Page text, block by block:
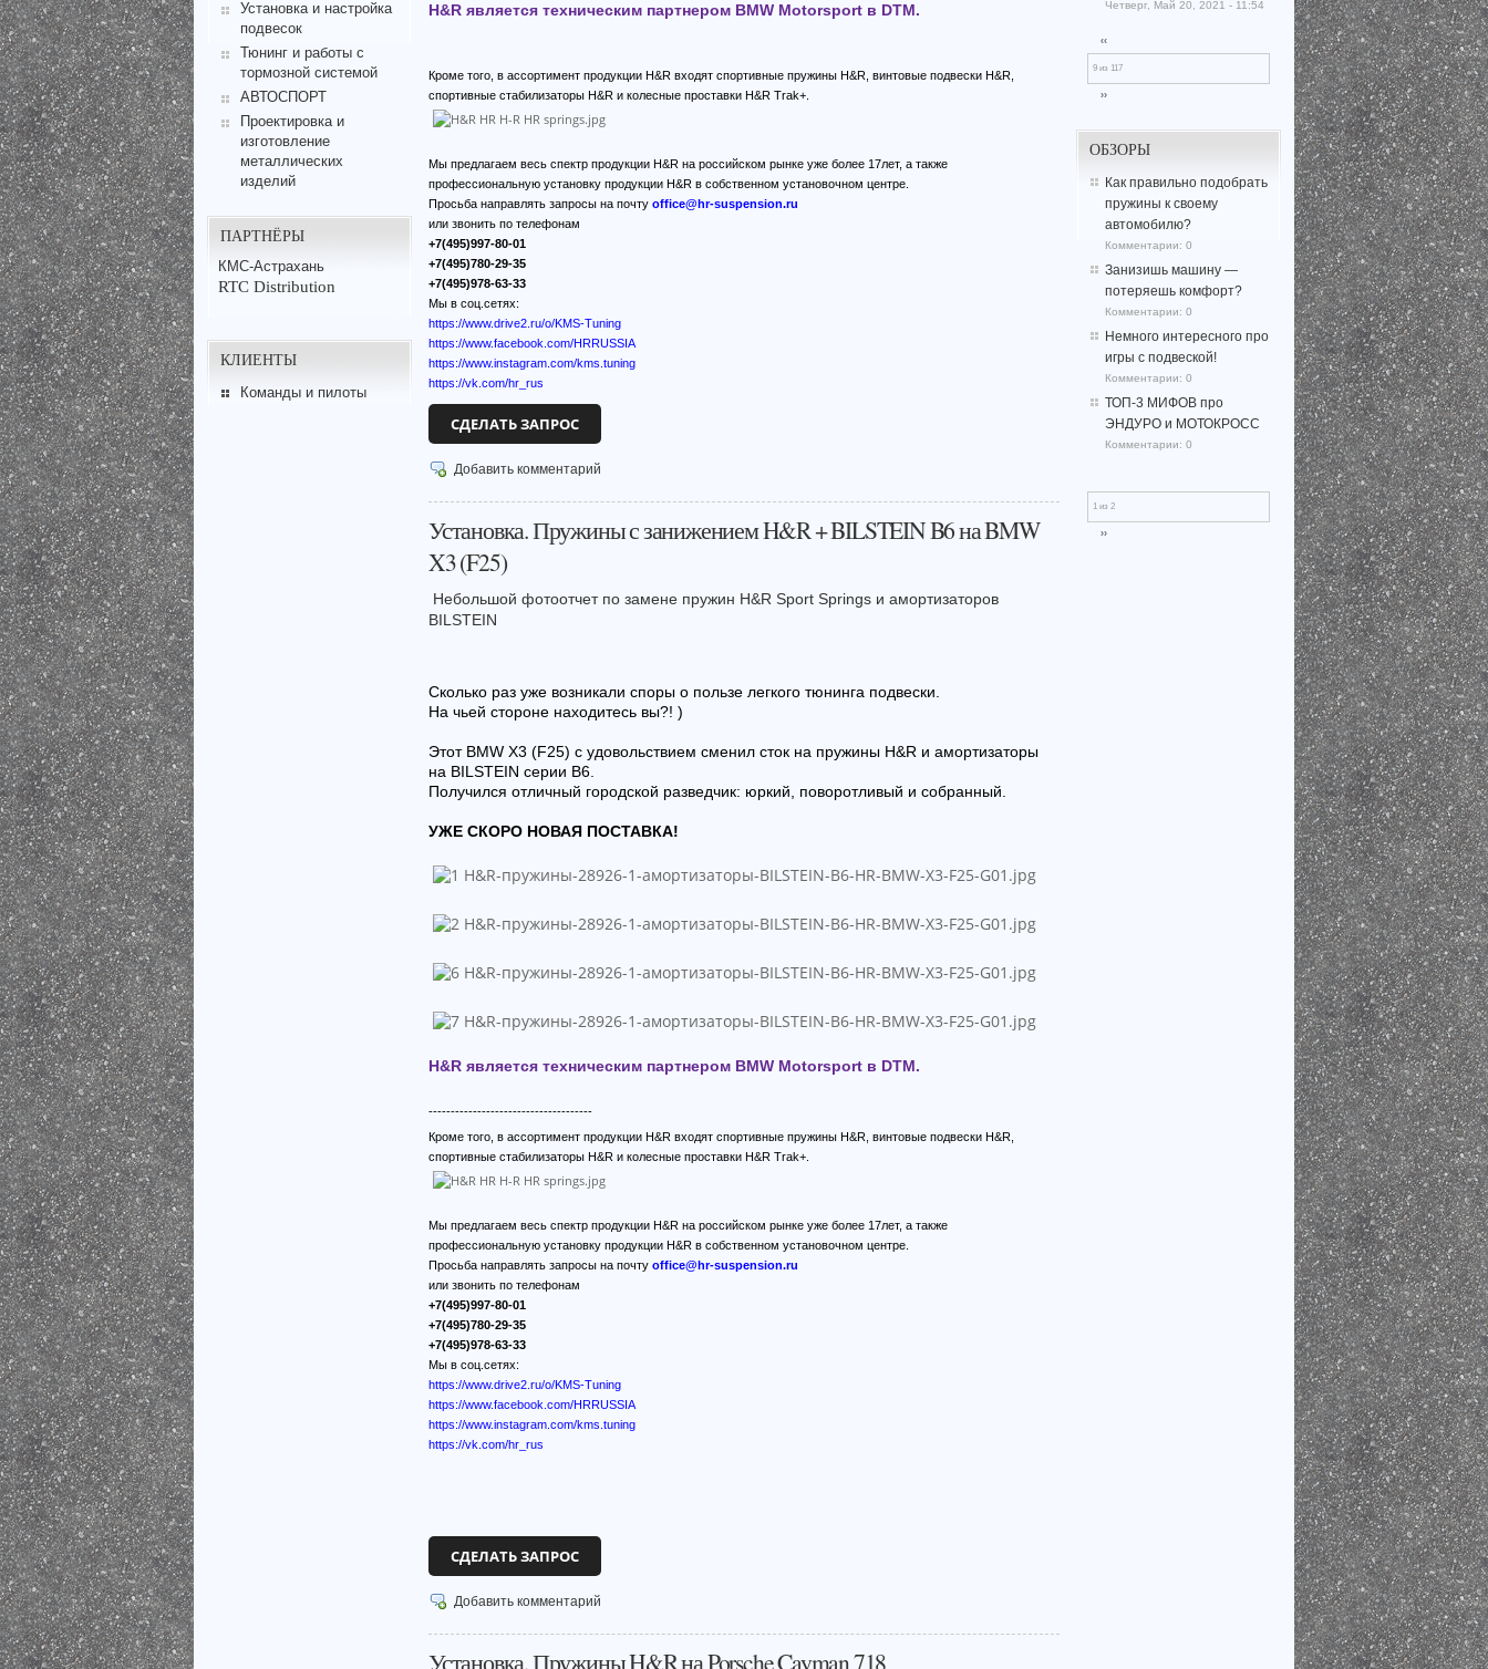
Установка и настройка
подвесок
Тюнинг и работы с
тормозной системой
АВТОСПОРТ
Проектировка и
изготовление
металлических
изделий
ПАРТНЁРЫ
КМС-Астрахань
RTC Distribution
КЛИЕНТЫ
Команды и пилоты
H&R является техническим партнером BMW Motorsport в DTM.
Кроме того, в ассортимент продукции H&R входят спортивные пружины H&R, винтовые подвески H&R,
спортивные стабилизаторы H&R и колесные проставки H&R Trak+.
Мы предлагаем весь спектр продукции H&R на российском рынке уже более 17лет, а также
профессиональную установку продукции H&R в собственном установочном центре.
Просьба направлять запросы на почту office@hr-suspension.ru
или звонить по телефонам
+7(495)997-80-01
+7(495)780-29-35
+7(495)978-63-33
Мы в соц.сетях:
https://www.drive2.ru/o/KMS-Tuning
https://www.facebook.com/HRRUSSIA
https://www.instagram.com/kms.tuning
https://vk.com/hr_rus
СДЕЛАТЬ ЗАПРОС
Добавить комментарий
Установка. Пружины с занижением H&R + BILSTEIN B6 на BMW
X3 (F25)
Небольшой фотоотчет по замене пружин H&R Sport Springs и амортизаторов
BILSTEIN
Сколько раз уже возникали споры о пользе легкого тюнинга подвески.
На чьей стороне находитесь вы?! )
Этот BMW X3 (F25) с удовольствием сменил сток на пружины H&R и амортизаторы
на BILSTEIN серии B6.
Получился отличный городской разведчик: юркий, поворотливый и собранный.
УЖЕ СКОРО НОВАЯ ПОСТАВКА!
H&R является техническим партнером BMW Motorsport в DTM.
-------------------------------------
Кроме того, в ассортимент продукции H&R входят спортивные пружины H&R, винтовые подвески H&R,
спортивные стабилизаторы H&R и колесные проставки H&R Trak+.
Мы предлагаем весь спектр продукции H&R на российском рынке уже более 17лет, а также
профессиональную установку продукции H&R в собственном установочном центре.
Просьба направлять запросы на почту office@hr-suspension.ru
или звонить по телефонам
+7(495)997-80-01
+7(495)780-29-35
+7(495)978-63-33
Мы в соц.сетях:
https://www.drive2.ru/o/KMS-Tuning
https://www.facebook.com/HRRUSSIA
https://www.instagram.com/kms.tuning
https://vk.com/hr_rus
СДЕЛАТЬ ЗАПРОС
Добавить комментарий
Установка. Пружины H&R на Porsche Cayman 718
Четверг, Май 20, 2021 - 11:54
‹‹
9 из 117
››
ОБЗОРЫ
Как правильно подобрать
пружины к своему
автомобилю?
Комментарии: 0
Занизишь машину —
потеряешь комфорт?
Комментарии: 0
Немного интересного про
игры с подвеской!
Комментарии: 0
ТОП-3 МИФОВ про
ЭНДУРО и МОТОКРОСС
Комментарии: 0
1 из 2
››